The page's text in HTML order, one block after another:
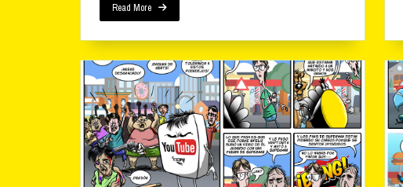
Read More